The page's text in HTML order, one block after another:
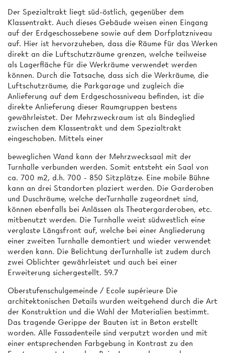
Der Spezialtrakt liegt süd-östlich, gegenüber dem
Klassentrakt. Auch dieses Gebäude weisen einen Eingang
auf der Erdgeschossebene sowie auf dem Dorfplatzniveau
auf. Hier ist hervorzuheben, dass die Räume für das Werken
direkt an die Luftschutzräume grenzen, welche teilweise
als Lagerfläche für die Werkräume verwendet werden
können. Durch die Tatsache, dass sich die Werkräume, die
Luftschutzräume, die Parkgarage und zugleich die
Anlieferung auf dem Erdgeschossniveau befinden, ist die
direkte Anlieferung dieser Raumgruppen bestens
gewährleistet. Der Mehrzweckraum ist als Bindeglied
zwischen dem Klassentrakt und dem Spezialtrakt
eingeschoben. Mittels einer
beweglichen Wand kann der Mehrzwecksaal mit der
Turnhalle verbunden werden. Somit entsteht ein Saal von
ca. 700 m2, d.h. 700 - 850 Sitzplätze. Eine mobile Bühne
kann an drei Standorten plaziert werden. Die Garderoben
und Duschräume, welche derTurnhalle zugeordnet sind,
können ebenfalls bei Anlässen als Theatergarderoben, etc.
mitbenutzt werden. Die Turnhalle weist südwestlich eine
verglaste Längsfront auf, welche bei einer Angliederung
einer zweiten Turnhalle demontiert und wieder verwendet
werden kann. Die Belichtung derTurnhalle ist zudem durch
zwei Oblichter gewährleistet und auch bei einer
Erweiterung sichergestellt. 59.7
Oberstufenschulgemeinde / Ecole supérieure Die
architektonischen Details wurden weitgehend durch die Art
der Konstruktion und die Wahl der Materialien bestimmt.
Das tragende Gerippe der Bauten ist in Beton erstellt
worden. Alle Fassadenteile sind verputzt worden und mit
einer entsprechenden Farbgebung in Kontrast zu den